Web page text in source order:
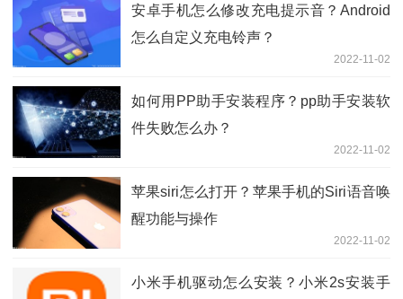
安卓手机怎么修改充电提示音？Android
怎么自定义充电铃声？
2022-11-02
如何用PP助手安装程序？pp助手安装软
件失败怎么办？
2022-11-02
苹果siri怎么打开？苹果手机的Siri语音唤
醒功能与操作
2022-11-02
小米手机驱动怎么安装？小米2s安装手